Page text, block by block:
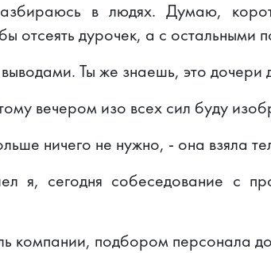
в людях. Думаю,
отсеять дурочек, а с остальными
Ты же знаешь, это дочери
вечером изо всех сил буду
ничего не нужно, - она взяла
я, сегодня собеседование с
компании, подбором персонала